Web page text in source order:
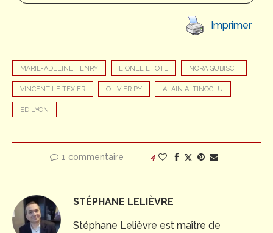
Imprimer
MARIE-ADELINE HENRY LIONEL LHOTE NORA GUBISCH
VINCENT LE TEXIER OLIVIER PY ALAIN ALTINOGLU
ED LYON
1 commentaire 4
STÉPHANE LELIÈVRE
Stéphane Lelièvre est maître de